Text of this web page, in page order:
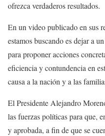
ofrezca verdaderos resultados.
En un video publicado en sus
estamos buscando es dejar a
para proponer acciones
eficiencia y contundencia en
causa a la nación y a las
El Presidente Alejandro
las fuerzas políticas para que,
y aprobada, a fin de que se